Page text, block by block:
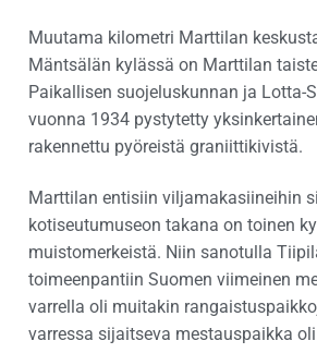
Muutama kilometri Marttilan
Mäntsälän kylässä on Marttilan
Paikallisen suojeluskunnan ja Lotta-
vuonna 1934 pystytetty
rakennettu pyöreistä graniittikivistä.
Marttilan entisiin viljamakasiineihin
kotiseutumuseon takana on toinen
muistomerkeistä. Niin sanotulla
toimeenpantiin Suomen viimeinen
varrella oli muitakin
varressa sijaitseva mestauspaikka